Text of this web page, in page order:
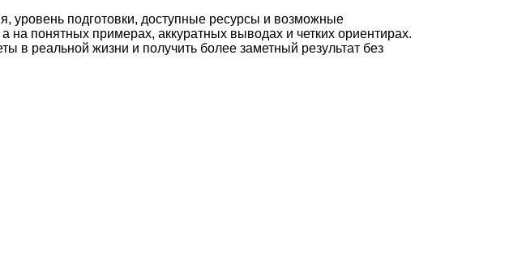
уровень подготовки, доступные ресурсы и возможные
понятных примерах, аккуратных выводах и четких ориентирах.
в реальной жизни и получить более заметный результат без